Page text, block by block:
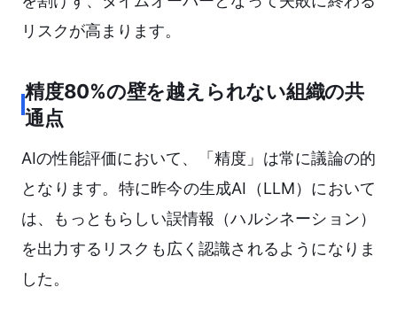
リスクが高まります。
精度80%の壁を越えられない組織の共
通点
AIの性能評価において、「精度」は常に議論の的
となります。特に昨今の生成AI（LLM）において
は、もっともらしい誤情報（ハルシネーション）
を出力するリスクも広く認識されるようになりま
した。